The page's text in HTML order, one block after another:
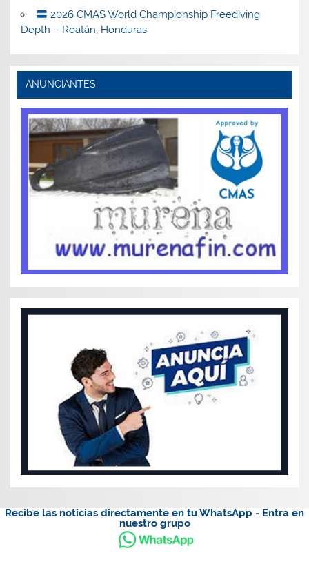
2026 CMAS World Championship Freediving
Depth – Roatán, Honduras
ANUNCIANTES
Recibe las noticias directamente en tu WhatsApp - Entra en
nuestro grupo